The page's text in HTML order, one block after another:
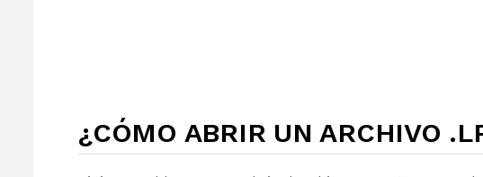
¿CÓMO ABRIR UN ARCHIVO